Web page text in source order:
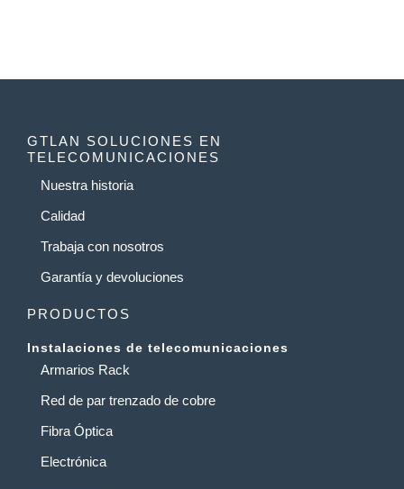
GTLAN SOLUCIONES EN
TELECOMUNICACIONES
Nuestra historia
Calidad
Trabaja con nosotros
Garantía y devoluciones
PRODUCTOS
Instalaciones de telecomunicaciones
Armarios Rack
Red de par trenzado de cobre
Fibra Óptica
Electrónica